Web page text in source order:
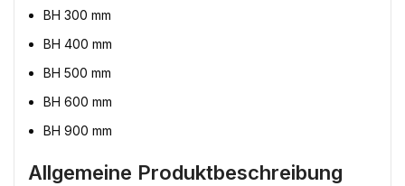
BH 300 mm
BH 400 mm
BH 500 mm
BH 600 mm
BH 900 mm
Allgemeine Produktbeschreibung